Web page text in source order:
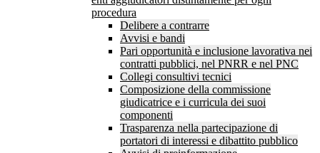
procedura
Delibere a contrarre
Avvisi e bandi
Pari opportunità e inclusione lavorativa nei
contratti pubblici, nel PNRR e nel PNC
Collegi consultivi tecnici
Composizione della commissione
giudicatrice e i curricula dei suoi
componenti
Trasparenza nella partecipazione di
portatori di interessi e dibattito pubblico